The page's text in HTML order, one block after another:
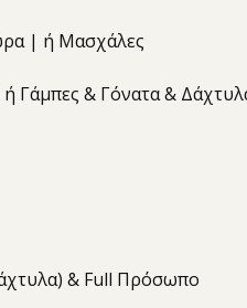
| ή Μασχάλες
Γάμπες & Γόνατα &
& Full Πρόσωπο